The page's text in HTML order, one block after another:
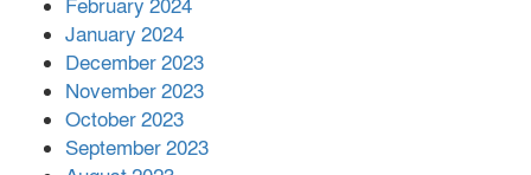
February 2024
January 2024
December 2023
November 2023
October 2023
September 2023